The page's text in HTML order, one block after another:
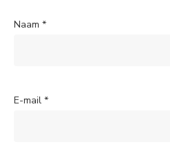
Naam *
E-mail *